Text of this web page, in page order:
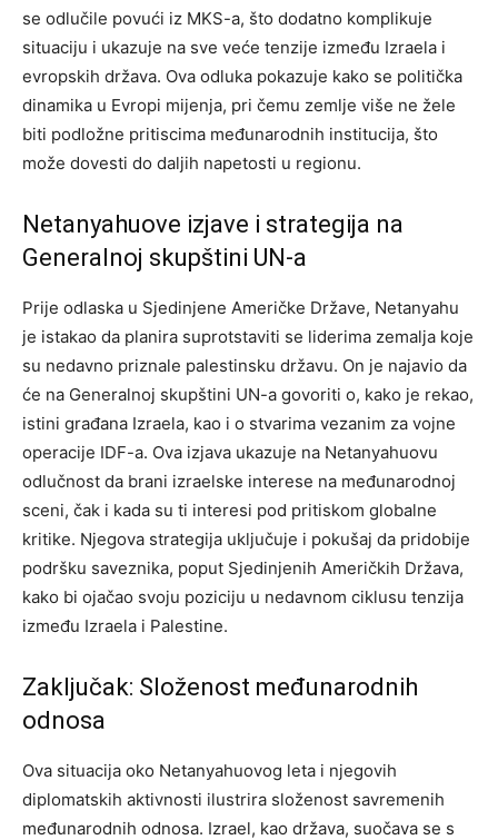
se odlučile povući iz MKS-a, što dodatno komplikuje
situaciju i ukazuje na sve veće tenzije između Izraela i
evropskih država. Ova odluka pokazuje kako se politička
dinamika u Evropi mijenja, pri čemu zemlje više ne žele
biti podložne pritiscima međunarodnih institucija, što
može dovesti do daljih napetosti u regionu.
Netanyahuove izjave i strategija na
Generalnoj skupštini UN-a
Prije odlaska u Sjedinjene Američke Države, Netanyahu
je istakao da planira suprotstaviti se liderima zemalja koje
su nedavno priznale palestinsku državu. On je najavio da
će na Generalnoj skupštini UN-a govoriti o, kako je rekao,
istini građana Izraela, kao i o stvarima vezanim za vojne
operacije IDF-a. Ova izjava ukazuje na Netanyahuovu
odlučnost da brani izraelske interese na međunarodnoj
sceni, čak i kada su ti interesi pod pritiskom globalne
kritike. Njegova strategija uključuje i pokušaj da pridobije
podršku saveznika, poput Sjedinjenih Američkih Država,
kako bi ojačao svoju poziciju u nedavnom ciklusu tenzija
između Izraela i Palestine.
Zaključak: Složenost međunarodnih
odnosa
Ova situacija oko Netanyahuovog leta i njegovih
diplomatskih aktivnosti ilustrira složenost savremenih
međunarodnih odnosa. Izrael, kao država, suočava se s